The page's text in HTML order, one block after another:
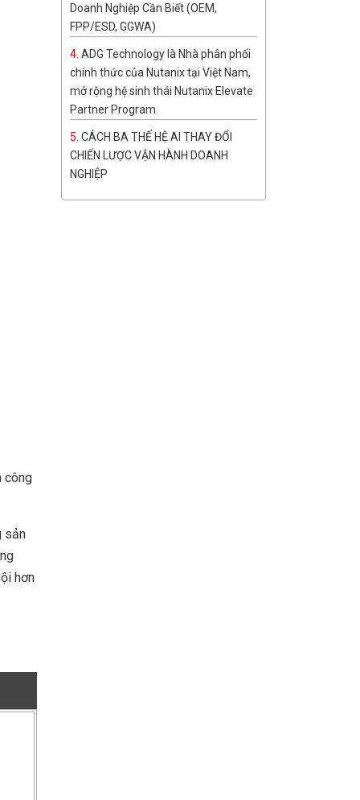
công
sản
hơn
Doanh Nghiệp Cần Biết (OEM,
FPP/ESD, GGWA)
ADG Technology là Nhà phân phối
chính thức của Nutanix tại Việt Nam,
mở rộng hệ sinh thái Nutanix Elevate
Partner Program
CÁCH BA THẾ HỆ AI THAY ĐỔI
CHIẾN LƯỢC VẬN HÀNH DOANH
NGHIỆP